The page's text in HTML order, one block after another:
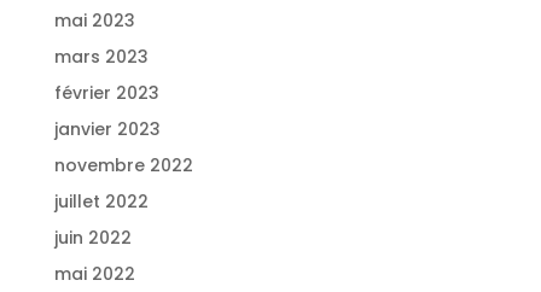
mai 2023
mars 2023
février 2023
janvier 2023
novembre 2022
juillet 2022
juin 2022
mai 2022